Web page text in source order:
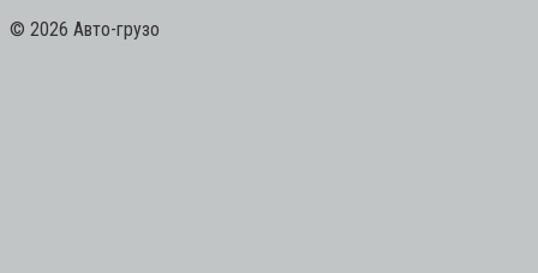
© 2026 Авто-грузо